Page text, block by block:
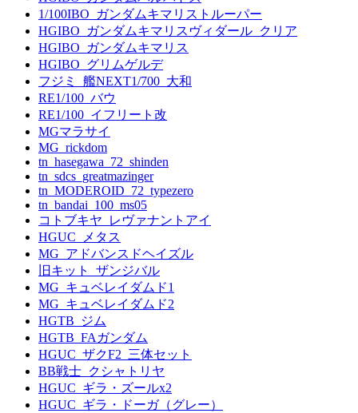
1/100IBO_ガンダムキマリストルーパー
HGIBO_ガンダムキマリスヴィダール_クリア
HGIBO_ガンダムキマリス
HGIBO_グリムゲルデ
フジミ_艦NEXT1/700_大和
RE1/100_バウ
RE1/100_イフリート改
MGマラサイ
MG_rickdom
tn_hasegawa_72_shinden
tn_sdcs_greatmazinger
tn_MODEROID_72_typezero
tn_bandai_100_ms05
コトブキヤ_レヴァナントアイ
HGUC_メタス
MG_アドバンスドヘイズル
旧キット_ザンジバル
MG_キュベレイダムド1
MG_キュベレイダムド2
HGTB_ジム
HGTB_FAガンダム
HGUC_ザクF2_三体セット
BB戦士_クシャトリヤ
HGUC_ギラ・ズールx2
HGUC_ギラ・ドーガ（グレー）